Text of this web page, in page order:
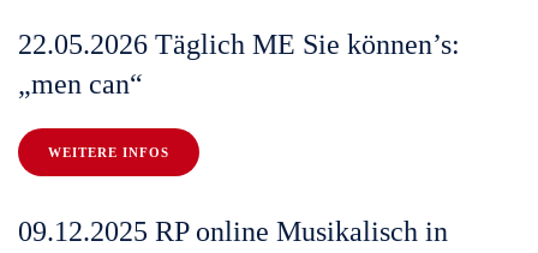
22.05.2026 Täglich ME Sie können’s:
„men can“
WEITERE INFOS
09.12.2025 RP online Musikalisch in